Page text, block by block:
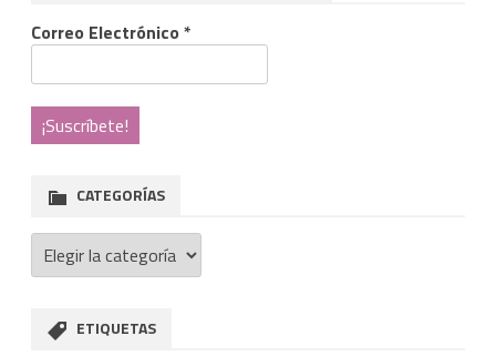
Correo Electrónico *
CATEGORÍAS
Categorías
ETIQUETAS